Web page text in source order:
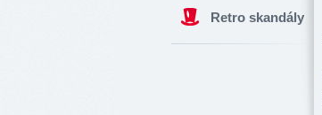
Retro skandály